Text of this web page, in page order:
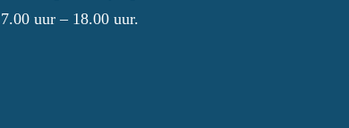
7.00 uur – 18.00 uur.